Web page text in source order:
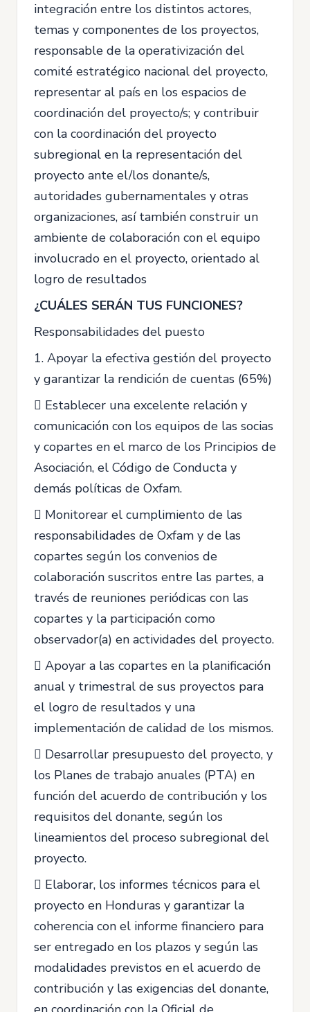
integración entre los distintos actores,
temas y componentes de los proyectos,
responsable de la operativización del
comité estratégico nacional del proyecto,
representar al país en los espacios de
coordinación del proyecto/s; y contribuir
con la coordinación del proyecto
subregional en la representación del
proyecto ante el/los donante/s,
autoridades gubernamentales y otras
organizaciones, así también construir un
ambiente de colaboración con el equipo
involucrado en el proyecto, orientado al
logro de resultados
¿CUÁLES SERÁN TUS FUNCIONES?
Responsabilidades del puesto
1. Apoyar la efectiva gestión del proyecto
y garantizar la rendición de cuentas (65%)
 Establecer una excelente relación y
comunicación con los equipos de las socias
y copartes en el marco de los Principios de
Asociación, el Código de Conducta y
demás políticas de Oxfam.
 Monitorear el cumplimiento de las
responsabilidades de Oxfam y de las
copartes según los convenios de
colaboración suscritos entre las partes, a
través de reuniones periódicas con las
copartes y la participación como
observador(a) en actividades del proyecto.
 Apoyar a las copartes en la planificación
anual y trimestral de sus proyectos para
el logro de resultados y una
implementación de calidad de los mismos.
 Desarrollar presupuesto del proyecto, y
los Planes de trabajo anuales (PTA) en
función del acuerdo de contribución y los
requisitos del donante, según los
lineamientos del proceso subregional del
proyecto.
 Elaborar, los informes técnicos para el
proyecto en Honduras y garantizar la
coherencia con el informe financiero para
ser entregado en los plazos y según las
modalidades previstos en el acuerdo de
contribución y las exigencias del donante,